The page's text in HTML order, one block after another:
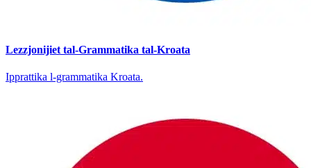
Lezzjonijiet tal-Grammatika tal-Kroata
Ipprattika l-grammatika Kroata.